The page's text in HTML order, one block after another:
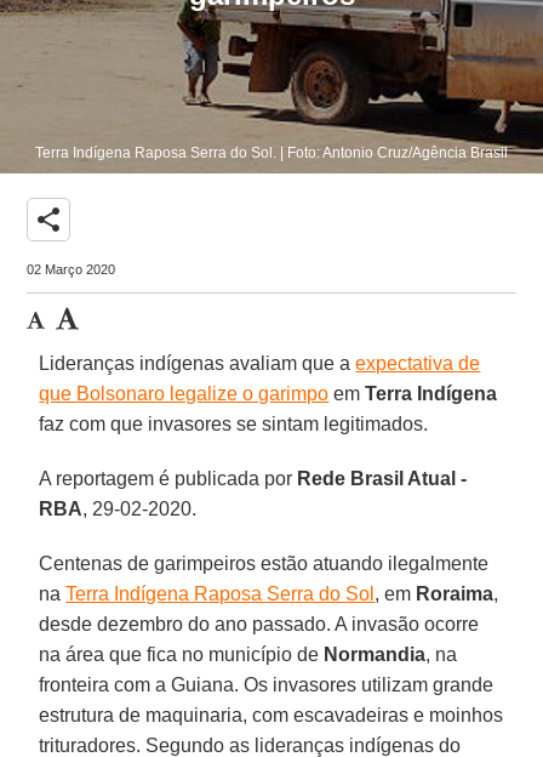
Terra Indígena Raposa Serra do Sol. | Foto: Antonio Cruz/Agência Brasil
share
02 Março 2020
Lideranças indígenas avaliam que aexpectativa de
que Bolsonaro legalize o garimpo emTerra Indígena
faz com que invasores se sintam legitimados.
A reportagem é publicada por Rede Brasil Atual -
RBA, 29-02-2020.
Centenas de garimpeiros estão atuando ilegalmente
naTerra Indígena Raposa Serra do Sol , em Roraima,
desde dezembro do ano passado. A invasão ocorre
na área que fica no município de Normandia, na
fronteira com a Guiana. Os invasores utilizam grande
estrutura de maquinaria, com escavadeiras e moinhos
trituradores. Segundo as lideranças indígenas do